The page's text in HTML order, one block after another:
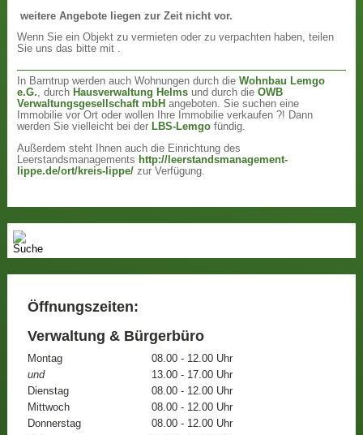
weitere Angebote liegen zur Zeit nicht vor.
Wenn Sie ein Objekt zu vermieten oder zu verpachten haben, teilen
Sie uns das bitte mit .
In Barntrup werden auch Wohnungen durch dieWohnbau Lemgo
e.G., durch Hausverwaltung Helms und durch dieOWB
Verwaltungsgesellschaft mbH angeboten. Sie suchen eine
Immobilie vor Ort oder wollen Ihre Immobilie verkaufen ?! Dann
werden Sie vielleicht bei der LBS-Lemgo fündig.
Außerdem steht Ihnen auch die Einrichtung des
Leerstandsmanagements http://leerstandsmanagement-
lippe.de/ort/kreis-lippe/ zur Verfügung.
Öffnungszeiten:
Verwaltung & Bürgerbüro
Montag
08.00 - 12.00 Uhr
und
13.00 - 17.00 Uhr
Dienstag
08.00 - 12.00 Uhr
Mittwoch
08.00 - 12.00 Uhr
Donnerstag
08.00 - 12.00 Uhr